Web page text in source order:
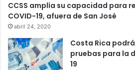
CCSS amplía su capacidad para
COVID-19, afuera de San José
abril 24, 2020
Costa Rica
pruebas para la
19